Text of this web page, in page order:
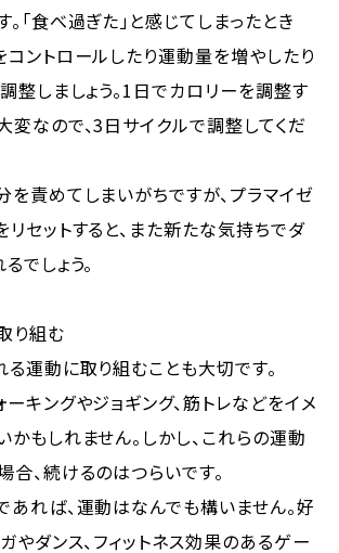
「食べ過ぎた」と感じてしまったとき
コントロールしたり運動量を増やしたり
整しましょう。1日でカロリーを調整す
変なので、3日サイクルで調整してくだ
を責めてしまいがちですが、プラマイゼ
セットすると、また新たな気持ちでダ
でしょう。
り組む
運動に取り組むことも大切です。
キングやジョギング、筋トレなどをイメ
もしれません。しかし、これらの運動
、続けるのはつらいです。
あれば、運動はなんでも構いません。好
やダンス、フィットネス効果のあるゲー